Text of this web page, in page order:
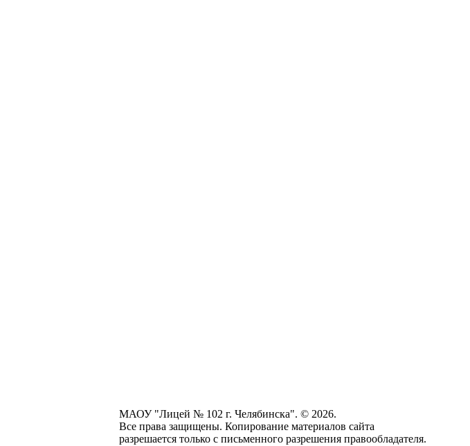
МАОУ "Лицей № 102 г. Челябинска". © 2026.
Все права защищены. Копирование материалов сайта
разрешается только с письменного разрешения правообладателя.